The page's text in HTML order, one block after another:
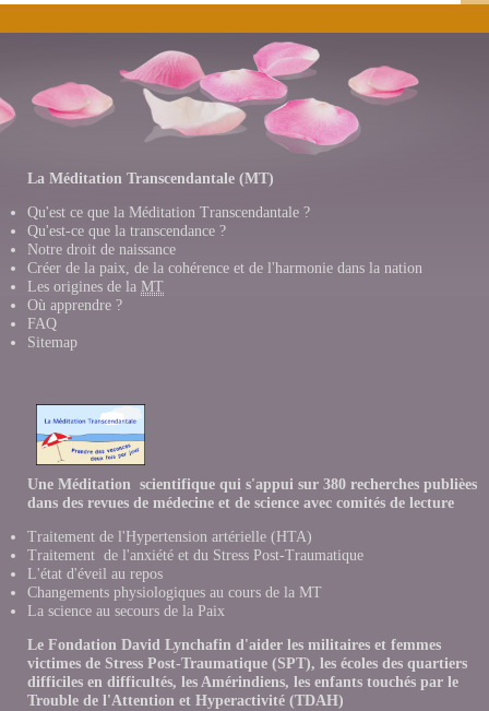
La Méditation Transcendantale (MT)
Qu'est ce que la Méditation Transcendantale ?
Qu'est-ce que la transcendance ?
Notre droit de naissance
Créer de la paix, de la cohérence et de l'harmonie dans la nation
Les origines de la MT
Où apprendre ?
FAQ
Sitemap
Une Méditation scientifique qui s'appui sur 380 recherches publièes
dans des revues de médecine et de science avec comités de lecture
Traitement de l'Hypertension artérielle (HTA)
Traitement de l'anxiété et du Stress Post-Traumatique
L'état d'éveil au repos
Changements physiologiques au cours de la MT
La science au secours de la Paix
Le Fondation David Lynchafin d'aider les militaires et femmes
victimes de Stress Post-Traumatique (SPT), les écoles des quartiers
difficiles en difficultés, les Amérindiens, les enfants touchés par le
Trouble de l'Attention et Hyperactivité (TDAH)